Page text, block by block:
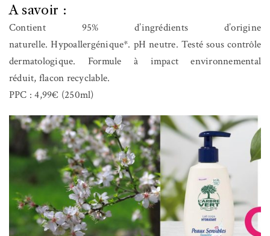
A savoir :
Contient 95% d’ingrédients d’origine
naturelle. Hypoallergénique*. pH neutre. Testé sous contrôle
dermatologique. Formule à impact environnemental
réduit, flacon recyclable.
PPC : 4,99€ (250ml)